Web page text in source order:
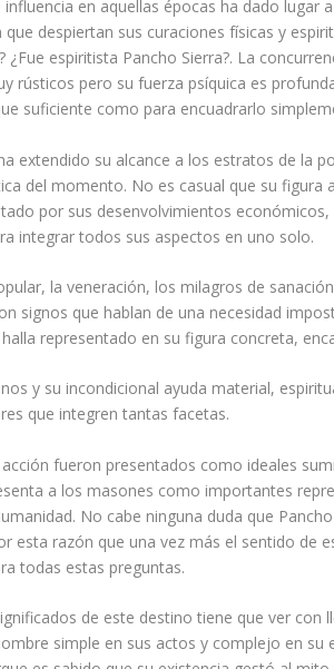
influencia en aquellas épocas ha dado
despiertan sus curaciones físicas y
¿Fue espiritista Pancho Sierra?. La
rústicos pero su fuerza psíquica es
suficiente como para encuadrarlo
extendido su alcance a los estratos de la
del momento. No es casual que su
por sus desenvolvimientos
integrar todos sus aspectos en uno solo.
la veneración, los milagros de
signos que hablan de una necesidad
representado en su figura concreta,
y su incondicional ayuda material,
que integren tantas facetas.
fueron presentados como ideales
a los masones como importantes
No cabe ninguna duda que
esta razón que una vez más el sentido de
todas estas preguntas.
de este destino tiene que ver
simple en sus actos y complejo en